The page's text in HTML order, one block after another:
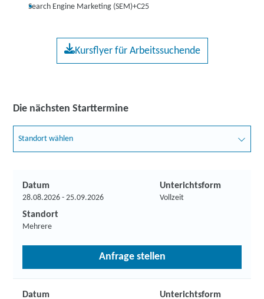
Search Engine Marketing (SEM)+C25
Kursflyer für Arbeitssuchende
Die nächsten Starttermine
Standort wählen
Datum
28.08.2026 - 25.09.2026
Unterichtsform
Vollzeit
Standort
Mehrere
Anfrage stellen
Datum Unterichtsform